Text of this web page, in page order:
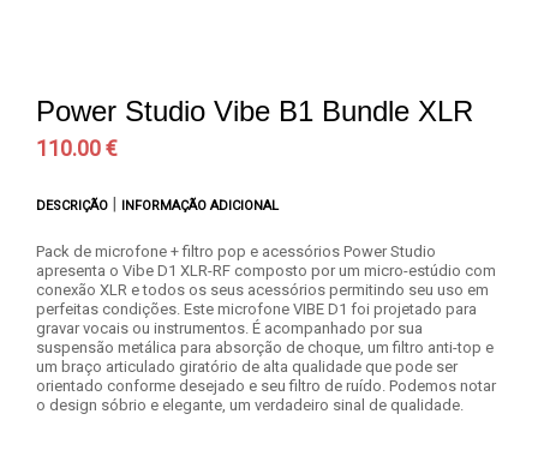
Power Studio Vibe B1 Bundle XLR
110.00 €
DESCRIÇÃO | INFORMAÇÃO ADICIONAL
Pack de microfone + filtro pop e acessórios Power Studio
apresenta o Vibe D1 XLR-RF composto por um micro-estúdio com
conexão XLR e todos os seus acessórios permitindo seu uso em
perfeitas condições. Este microfone VIBE D1 foi projetado para
gravar vocais ou instrumentos. É acompanhado por sua
suspensão metálica para absorção de choque, um filtro anti-top e
um braço articulado giratório de alta qualidade que pode ser
orientado conforme desejado e seu filtro de ruído. Podemos notar
o design sóbrio e elegante, um verdadeiro sinal de qualidade.